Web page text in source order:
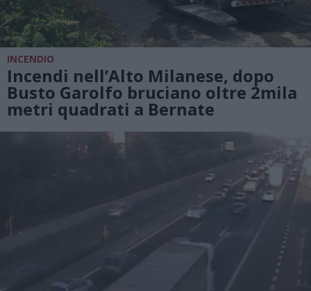
INCENDIO
Incendi nell’Alto Milanese, dopo
Busto Garolfo bruciano oltre 2mila
metri quadrati a Bernate